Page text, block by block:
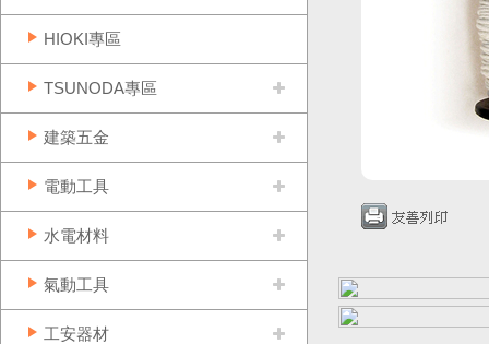
HIOKI專區
TSUNODA專區
建築五金
電動工具
水電材料
氣動工具
工安器材